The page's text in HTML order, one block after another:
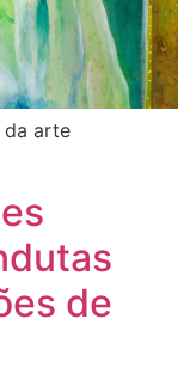
da arte
de